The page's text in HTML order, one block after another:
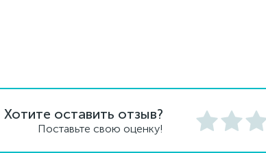
Хотите оставить отзыв?
Поставьте свою оценку!